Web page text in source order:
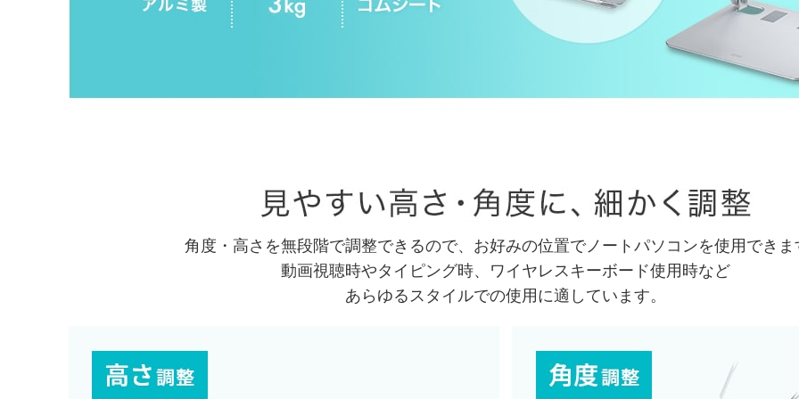
角度・高さを無段階で調整できるので、お好みの位置でノートパソコンを使用できま
動画視聴時やタイピング時、ワイヤレスキーボード使用時など
あらゆるスタイルでの使用に適しています。